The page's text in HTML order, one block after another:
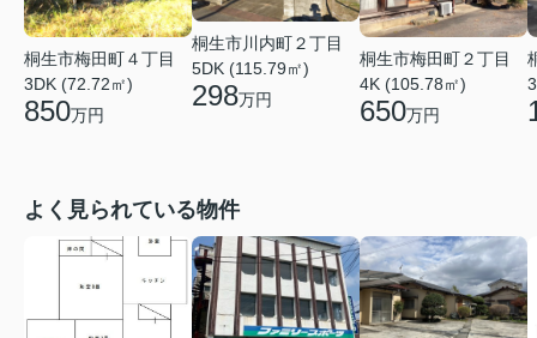
桐生市梅田町４丁目
3DK (72.72㎡)
850万円
桐生市川内町２丁目
5DK (115.79㎡)
298万円
桐生市梅田町２丁目
4K (105.78㎡)
650万円
よく見られている物件